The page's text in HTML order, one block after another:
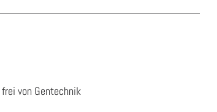
von Gentechnik